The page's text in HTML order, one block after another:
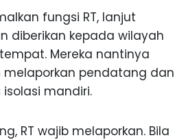
fungsi RT, lanjut
diberikan kepada wilayah
Mereka nantinya
melaporkan pendatang dan
mandiri.
RT wajib melaporkan. Bila